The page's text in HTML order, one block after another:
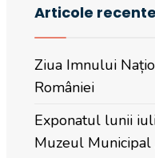
Articole recente
Ziua Imnului
României
Exponatul lunii
Muzeul Municipal